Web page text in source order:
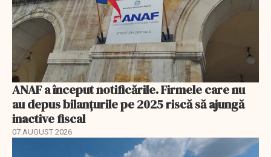
ANAF a început notificările. Firmele care nu
au depus bilanțurile pe 2025 riscă să ajungă
inactive fiscal
07 AUGUST 2026